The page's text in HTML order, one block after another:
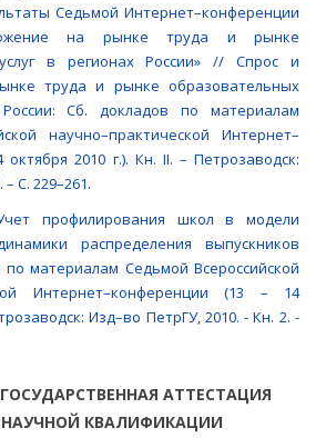
Седьмой Интернет–конференции
на рынке труда и рынке
в регионах России» // Спрос и
труда и рынке образовательных
Сб. докладов по материалам
научно–практической Интернет–
2010 г.). Кн. II. – Петрозаводск:
С. 229–261.
профилирования школ в модели
распределения выпускников
материалам Седьмой Всероссийской
Интернет–конференции (13 – 14
Изд–во ПетрГУ, 2010. - Кн. 2. -
АТТЕСТАЦИЯ
КВАЛИФИКАЦИИ